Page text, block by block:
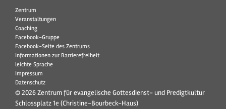
Zentrum
Veranstaltungen
Coaching
Facebook-Gruppe
Facebook-Seite des Zentrums
Informationen zur Barrierefreiheit
leichte Sprache
Impressum
Datenschutz
© 2026 Zentrum für evangelische Gottesdienst- und Predigtkultur
Schlossplatz 1e (Christine-Bourbeck-Haus)